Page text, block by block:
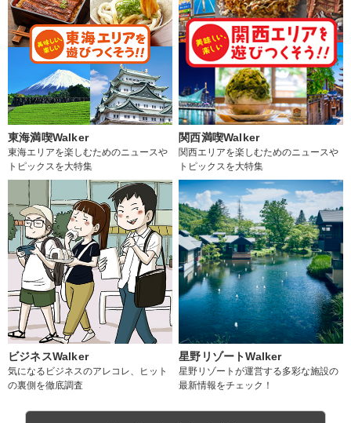
東海満喫Walker
東海エリアを楽しむためのニュースや
トピックスを大特集
関西満喫Walker
関西エリアを楽しむためのニュースや
トピックスを大特集
ビジネスWalker
気になるビジネスのアレコレ、ヒット
の裏側を徹底調査
星野リゾートWalker
星野リゾートが運営する多彩な施設の
最新情報をチェック！